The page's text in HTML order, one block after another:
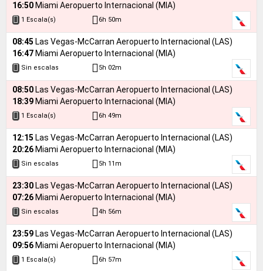
16:50 Miami Aeropuerto Internacional (MIA)
1 Escala(s) 6h 50m
08:45 Las Vegas-McCarran Aeropuerto Internacional (LAS)
16:47 Miami Aeropuerto Internacional (MIA)
Sin escalas 5h 02m
08:50 Las Vegas-McCarran Aeropuerto Internacional (LAS)
18:39 Miami Aeropuerto Internacional (MIA)
1 Escala(s) 6h 49m
12:15 Las Vegas-McCarran Aeropuerto Internacional (LAS)
20:26 Miami Aeropuerto Internacional (MIA)
Sin escalas 5h 11m
23:30 Las Vegas-McCarran Aeropuerto Internacional (LAS)
07:26 Miami Aeropuerto Internacional (MIA)
Sin escalas 4h 56m
23:59 Las Vegas-McCarran Aeropuerto Internacional (LAS)
09:56 Miami Aeropuerto Internacional (MIA)
1 Escala(s) 6h 57m